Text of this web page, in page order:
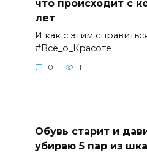
что происходит с
лет
И как с этим
#Всё_о_Красоте
0 1
Обувь старит и
убираю 5 пар из